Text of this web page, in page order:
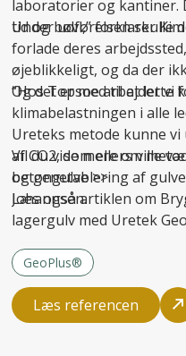
laboratorier og kantiner.
tid og bøvl,” forklarer
Under udførelsen skulle
forlade deres
øjeblikkeligt, og da der
Og det er med til at lette
“Hos Topsoe arbejder vi
klimabelastningen i alle
Ureteks metode kunne
af CO2, som ellers ville
og genetablering af
Johannsen.
Vil du vide mere om
betongulve>>
Læs også artiklen om
lagergulv med Uretek
GeoPlus®
Læs referencen